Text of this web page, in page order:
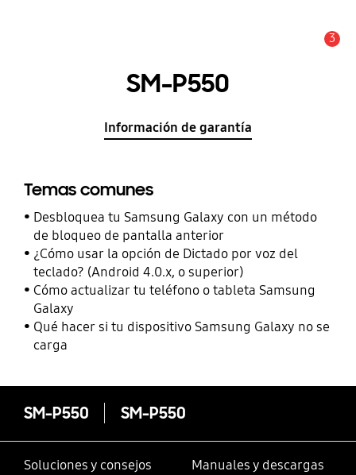
3
SM-P550
Información de garantía
Temas comunes
Desbloquea tu Samsung Galaxy con un método
de bloqueo de pantalla anterior
¿Cómo usar la opción de Dictado por voz del
teclado? (Android 4.0.x, o superior)
Cómo actualizar tu teléfono o tableta Samsung
Galaxy
Qué hacer si tu dispositivo Samsung Galaxy no se
carga
SM-P550 SM-P550
Soluciones y consejos Manuales y descargas